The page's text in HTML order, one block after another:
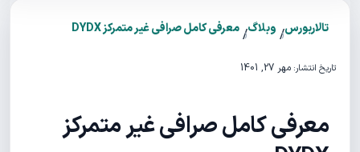
تالاربورس/ وبلاگ/معرفی کامل صرافی غیر متمرکز DYDX
تاریخ انتشار: مهر 27, 1401
معرفی کامل صرافی غیر متمرکز